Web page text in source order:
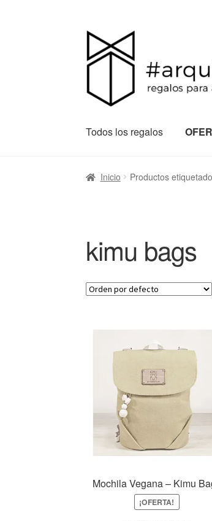
Todos los regalos
Inicio Productos
kimu bags
Mochila Vegana – Kimu
¡OFERTA!